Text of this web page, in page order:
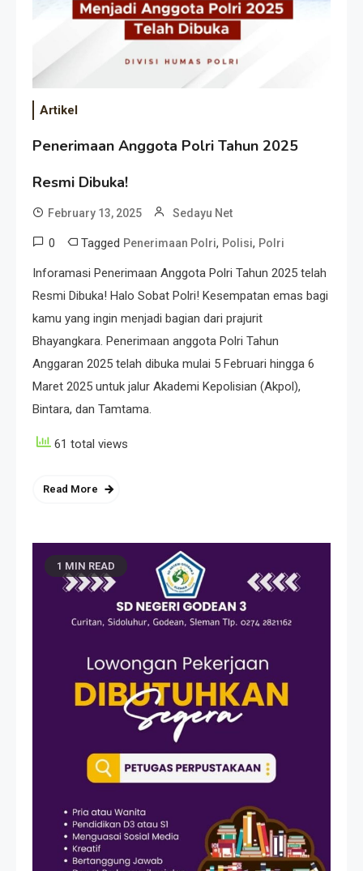
Artikel
Penerimaan Anggota Polri Tahun 2025
Resmi Dibuka!
February 13, 2025 Sedayu Net
0 Tagged Penerimaan Polri, Polisi, Polri
Inforamasi Penerimaan Anggota Polri Tahun 2025 telah
Resmi Dibuka! Halo Sobat Polri! Kesempatan emas bagi
kamu yang ingin menjadi bagian dari prajurit
Bhayangkara. Penerimaan anggota Polri Tahun
Anggaran 2025 telah dibuka mulai 5 Februari hingga 6
Maret 2025 untuk jalur Akademi Kepolisian (Akpol),
Bintara, dan Tamtama.
61 total views
Read More
1 MIN READ